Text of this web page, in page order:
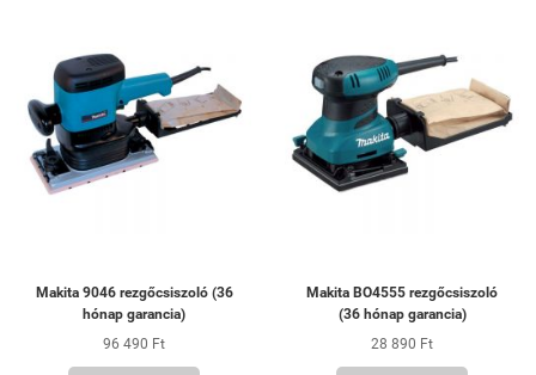
Makita 9046 rezgőcsiszoló (36
hónap garancia)
96 490 Ft
Makita BO4555 rezgőcsiszoló
(36 hónap garancia)
28 890 Ft